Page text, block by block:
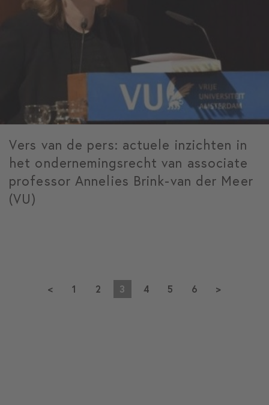
Vers van de pers: actuele inzichten in
het ondernemingsrecht van associate
professor Annelies Brink-van der Meer
(VU)
< 1 2 3 4 5 6 >